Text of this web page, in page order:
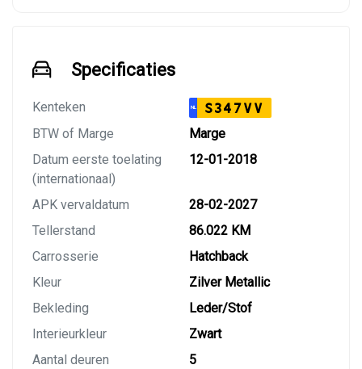
Specificaties
Kenteken NL S347VV
BTW of Marge
Marge
Datum eerste toelating
(internationaal)
12-01-2018
APK vervaldatum
28-02-2027
Tellerstand
86.022 KM
Carrosserie
Hatchback
Kleur
Zilver Metallic
Bekleding
Leder/Stof
Interieurkleur
Zwart
Aantal deuren
5